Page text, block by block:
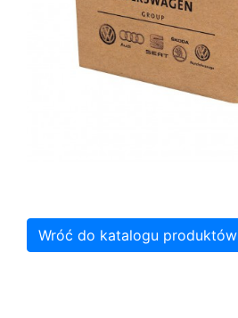
Wróć do katalogu produktów